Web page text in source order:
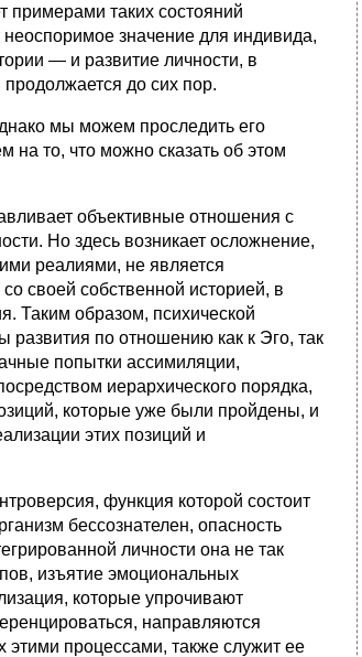
примерами таких состояний
значение для индивида,
— и развитие личности, в
до сих пор.
мы можем проследить его
на то, что можно сказать об этом
объективные отношения с
Но здесь возникает осложнение,
реалиями, не является
своей собственной историей, в
Таким образом, психической
по отношению как к Эго, так
попытки ассимиляции,
иерархического порядка,
которые уже были пройдены, и
этих позиций и
функция которой состоит
бессознателен, опасность
личности она не так
изъятие эмоциональных
которые упрочивают
направляются
этими процессами, также служит ее